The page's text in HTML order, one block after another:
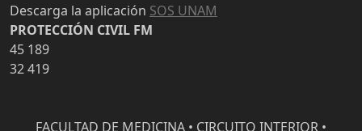
Descarga la aplicación SOS UNAM
PROTECCIÓN CIVIL FM
45 189
32 419
FACULTAD DE MEDICINA • CIRCUITO INTERIOR •